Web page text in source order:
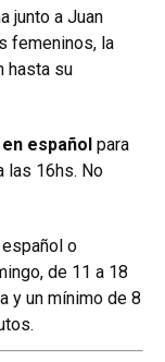
junto a Juan
femeninos, la
hasta su
español para
las 16hs. No
o
de 11 a 18
y un mínimo de 8